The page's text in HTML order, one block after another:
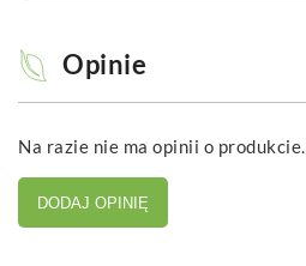
Opinie
Na razie nie ma opinii o produkcie.
DODAJ OPINIĘ